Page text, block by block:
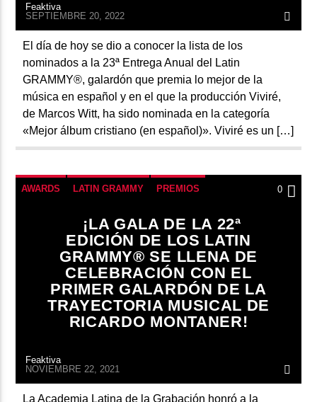
Feaktiva
SEPTIEMBRE 20, 2022
El día de hoy se dio a conocer la lista de los
nominados a la 23ª Entrega Anual del Latin
GRAMMY®, galardón que premia lo mejor de la
música en español y en el que la producción Viviré,
de Marcos Witt, ha sido nominada en la categoría
«Mejor álbum cristiano (en español)». Viviré es un […]
AWARDS LATIN GRAMMY PREMIOS 0
¡LA GALA DE LA 22ª
EDICIÓN DE LOS LATIN
GRAMMY® SE LLENA DE
CELEBRACIÓN CON EL
PRIMER GALARDÓN DE LA
TRAYECTORIA MUSICAL DE
RICARDO MONTANER!
Feaktiva
NOVIEMBRE 22, 2021
La Academia Latina de la Grabación honró a la